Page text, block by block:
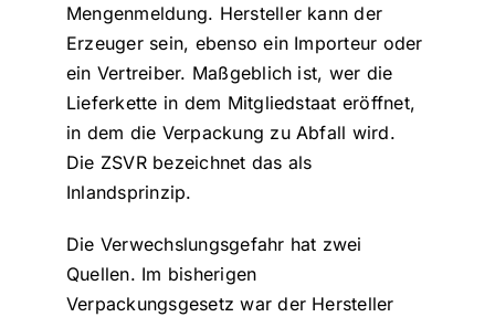
Mengenmeldung. Hersteller kann der
Erzeuger sein, ebenso ein Importeur oder
ein Vertreiber. Maßgeblich ist, wer die
Lieferkette in dem Mitgliedstaat eröffnet,
in dem die Verpackung zu Abfall wird.
Die ZSVR bezeichnet das als
Inlandsprinzip.
Die Verwechslungsgefahr hat zwei
Quellen. Im bisherigen
Verpackungsgesetz war der Hersteller